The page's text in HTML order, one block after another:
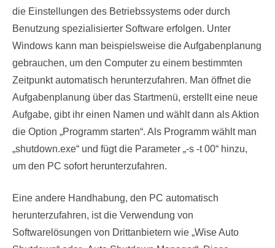
die Einstellungen des Betriebssystems oder durch
Benutzung spezialisierter Software erfolgen. Unter
Windows kann man beispielsweise die Aufgabenplanung
gebrauchen, um den Computer zu einem bestimmten
Zeitpunkt automatisch herunterzufahren. Man öffnet die
Aufgabenplanung über das Startmenü, erstellt eine neue
Aufgabe, gibt ihr einen Namen und wählt dann als Aktion
die Option „Programm starten“. Als Programm wählt man
„shutdown.exe“ und fügt die Parameter „-s -t 00“ hinzu,
um den PC sofort herunterzufahren.
Eine andere Handhabung, den PC automatisch
herunterzufahren, ist die Verwendung von
Softwarelösungen von Drittanbietern wie „Wise Auto